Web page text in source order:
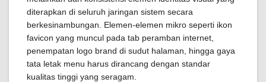
diterapkan di seluruh jaringan sistem secara
berkesinambungan. Elemen-elemen mikro seperti ikon
favicon yang muncul pada tab peramban internet,
penempatan logo brand di sudut halaman, hingga gaya
tata letak menu harus dirancang dengan standar
kualitas tinggi yang seragam.